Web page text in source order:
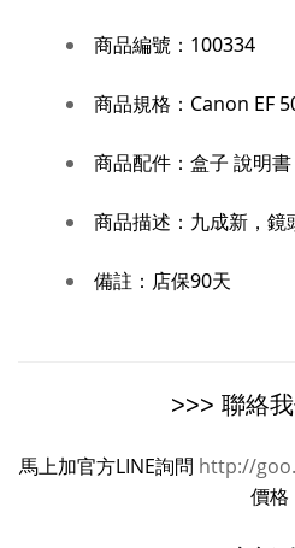
商品編號： 100334
商品規格： Canon EF
商品配件： 盒子 說明
商品描述： 九成新，鏡
備註： 店保90天
>>> 聯絡
馬上加官方LINE詢問 http://
價格